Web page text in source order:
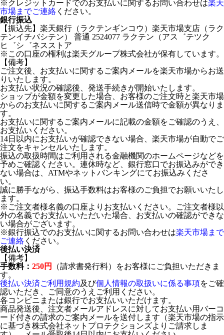
※クレジットカードでのお支払いに関するお問い合わせは楽天
市場までご連絡 ください。
銀行振込
【振込先】楽天銀行（ラクテンギンコウ）楽天市場支店（ラク
テンイチバシテン） 普通 2524077 ラクテン（アス゛テツク
ヒ゛シ゛ネスストア
※この口座の権利は楽天グループ株式会社が保有しています。
【備考】
ご注文後、お支払いに関するご案内メールを楽天市場からお送
りいたします。
お支払い状況の確認後、発送手続きが開始いたします。
ショップが金額を変更した場合、お客様のご注文時と楽天市場
からのお支払いに関するご案内メール送信時で金額が異なりま
す。
お支払いに関するご案内メールに記載の金額をご確認のうえ、
お支払いください。
14日以内にお支払いが確認できない場合、楽天市場が自動でご
注文をキャンセルいたします。
振込の取扱時間はご利用される金融機関のホームページなどを
予めご確認ください。連休時など、銀行窓口でお振込みができ
ない場合は、ATMやネットバンキングにてお振込みくださ
い。
誠に勝手ながら、振込手数料はお客様のご負担でお願いいたし
ます。
※ご注文者様名義の口座よりお支払いください。ご注文者様以
外の名義でお支払いいただいた場合、お支払いの確認ができな
い場合がございます。
※銀行振込でのお支払いに関するお問い合わせは楽天市場まで
ご連絡 ください。
後払い決済
【備考】
手数料： 250円
（請求書発行料）をお客様にご負担いただきま
す。
後払い決済ご利用規約及び個人情報の取扱いに係る事項をご確
認いただき、ご同意のうえご利用ください。
各コンビニまたは銀行でお支払いいただけます。
商品発送後、注文者メールアドレスに対してお支払い用バーコ
ード付きの請求のご案内メールを送付します（楽天市場の指示
に基づき株式会社ネットプロテクションズよりご請求しま